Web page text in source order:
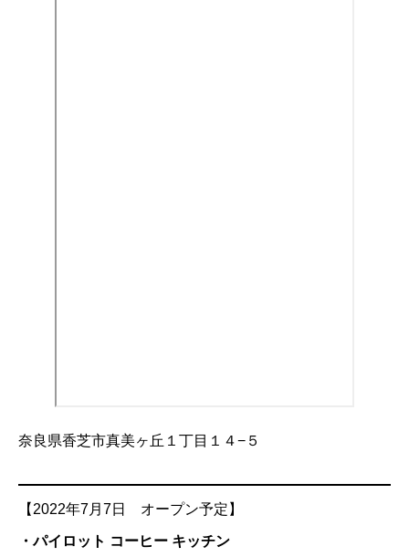
奈良県香芝市真美ヶ丘１丁目１４−５
【2022年7月7日 オープン予定】
・パイロット コーヒー キッチン